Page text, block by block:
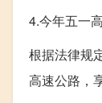
4.今年五一
根据法律规
高速公路，